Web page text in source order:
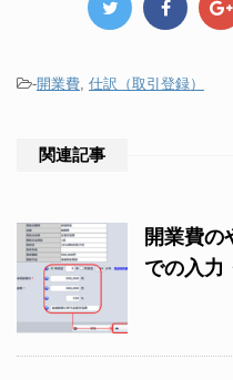
-開業費 仕訳（取引登録）
関連記事
開業費の
での入力